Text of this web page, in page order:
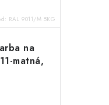
RAL 9011/M 5KG
na
matná,